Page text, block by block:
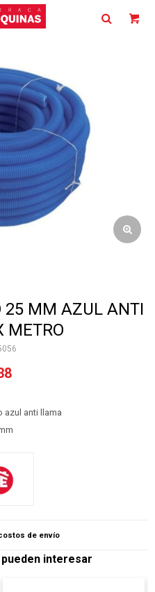
25 MM AZUL ANTI
METRO
azul anti llama
de envío
interesar